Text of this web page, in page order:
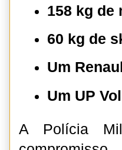
158 kg de
60 kg de
Um
Um UP
A Polícia